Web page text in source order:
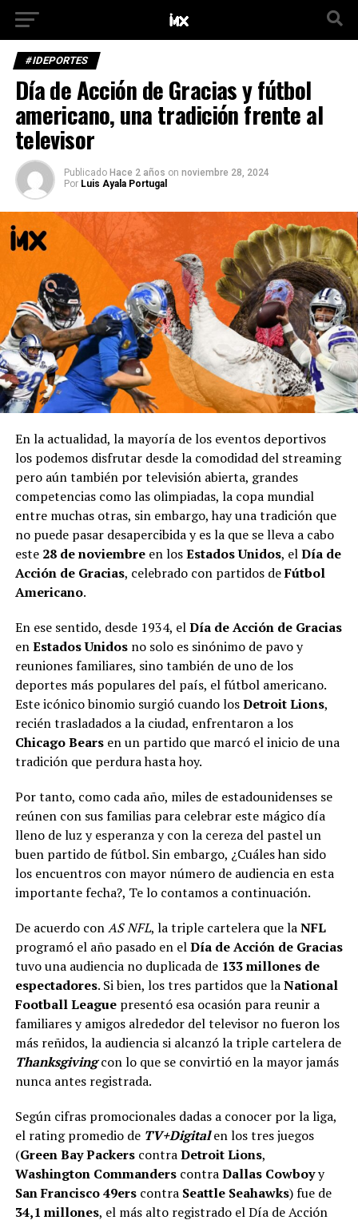
#IDEPORTES
Día de Acción de Gracias y fútbol
americano, una tradición frente al
televisor
Publicado Hace 2 años on noviembre 28, 2024
Por Luis Ayala Portugal
En la actualidad, la mayoría de los eventos deportivos
los podemos disfrutar desde la comodidad del streaming
pero aún también por televisión abierta, grandes
competencias como las olimpiadas, la copa mundial
entre muchas otras, sin embargo, hay una tradición que
no puede pasar desapercibida y es la que se lleva a cabo
este28 de noviembreen losEstados Unidos, elDía de
Acción de Gracias, celebrado con partidos deFútbol
Americano.
En ese sentido, desde 1934, elDía de Acción de Gracias
enEstados Unidosno solo es sinónimo de pavo y
reuniones familiares, sino también de uno de los
deportes más populares del país, el fútbol americano.
Este icónico binomio surgió cuando losDetroit Lions,
recién trasladados a la ciudad, enfrentaron a los
Chicago Bears en un partido que marcó el inicio de una
tradición que perdura hasta hoy.
Por tanto, como cada año, miles de estadounidenses se
reúnen con sus familias para celebrar este mágico día
lleno de luz y esperanza y con la cereza del pastel un
buen partido de fútbol. Sin embargo, ¿Cuáles han sido
los encuentros con mayor número de audiencia en esta
importante fecha?, Te lo contamos a continuación.
De acuerdo conAS NFL, la triple cartelera que laNFL
programó el año pasado en elDía de Acción de Gracias
tuvo una audiencia no duplicada de 133 millones de
espectadores. Si bien, los tres partidos que laNational
Football Leaguepresentó esa ocasión para reunir a
familiares y amigos alrededor del televisor no fueron los
más reñidos, la audiencia si alcanzó la triple cartelera de
Thanksgivingcon lo que se convirtió en la mayor jamás
nunca antes registrada.
Según cifras promocionales dadas a conocer por la liga,
el rating promedio de TV+Digitalen los tres juegos
(Green Bay PackerscontraDetroit Lions,
Washington CommanderscontraDallas Cowboyy
San Francisco 49ers contra Seattle Seahawks) fue de
34,1 millones, el más alto registrado el Día de Acción